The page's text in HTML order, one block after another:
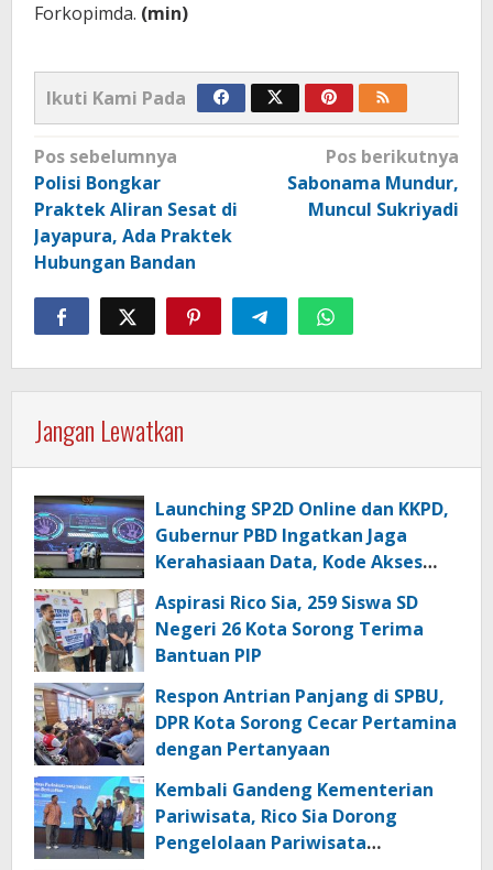
Forkopimda. (min)
Ikuti Kami Pada
Navigasi
pos
Pos sebelumnya
Polisi Bongkar
Praktek Aliran Sesat di
Jayapura, Ada Praktek
Hubungan Bandan
Pos berikutnya
Sabonama Mundur,
Muncul Sukriyadi
Jangan Lewatkan
Launching SP2D Online dan KKPD,
Gubernur PBD Ingatkan Jaga
Kerahasiaan Data, Kode Akses
Aspirasi Rico Sia, 259 Siswa SD
Negeri 26 Kota Sorong Terima
Bantuan PIP
Respon Antrian Panjang di SPBU,
DPR Kota Sorong Cecar Pertamina
dengan Pertanyaan
Kembali Gandeng Kementerian
Pariwisata, Rico Sia Dorong
Pengelolaan Pariwisata